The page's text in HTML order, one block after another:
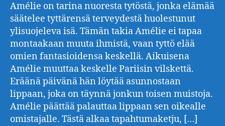
Amélie on tarina nuoresta tytöstä, jonka elämää
säätelee tyttärensä terveydestä huolestunut
ylisuojeleva isä. Tämän takia Amélie ei tapaa
montaakaan muuta ihmistä, vaan tyttö elää
omien fantasioidensa keskellä. Aikuisena
Amélie muuttaa keskelle Pariisin vilskettä.
Eräänä päivänä hän löytää asunnostaan
lippaan, joka on täynnä jonkun toisen muistoja.
Amélie päättää palauttaa lippaan sen oikealle
omistajalle. Tästä alkaa tapahtumaketju, […]